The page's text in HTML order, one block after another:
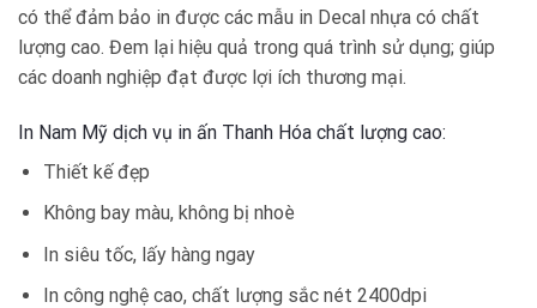
có thể đảm bảo in được các mẫu in Decal nhựa có chất
lượng cao. Đem lại hiệu quả trong quá trình sử dụng; giúp
các doanh nghiệp đạt được lợi ích thương mại.
In Nam Mỹ dịch vụ in ấn Thanh Hóa chất lượng cao:
Thiết kế đẹp
Không bay màu, không bị nhoè
In siêu tốc, lấy hàng ngay
In công nghệ cao, chất lượng sắc nét 2400dpi